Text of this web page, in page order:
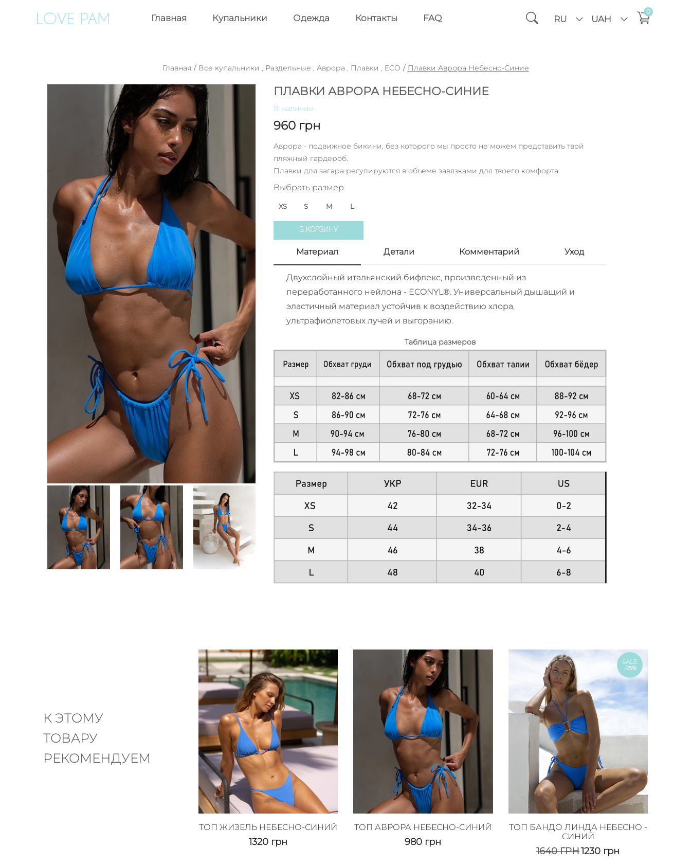
Главная Купальники Одежда Контакты FAQ RU UAH
0
Главная / Все купальники , Раздельные , Аврора , Плавки , ECO / Плавки Аврора Небесно-Синие
ПЛАВКИ АВРОРА НЕБЕСНО-СИНИЕ
В наличии
960 грн
Аврора - подвижное бикини, без которого мы просто не можем представить твой
пляжный гардероб.
Плавки для загара регулируются в объеме завязками для твоего комфорта.
Выбрать размер
XS S M L
В КОРЗИНУ
Материал Детали Комментарий Уход
Двухслойный итальянский бифлекс, произведенный из
переработанного нейлона - ECONYL®. Универсальный дышащий и
эластичный материал устойчив к воздействию хлора,
ультрафиолетовых лучей и выгоранию.
Таблица размеров
К ЭТОМУ
ТОВАРУ
РЕКОМЕНДУЕМ
ТОП ЖИЗЕЛЬ НЕБЕСНО-СИНИЙ
1320 грн
ТОП АВРОРА НЕБЕСНО-СИНИЙ
980 грн
SALE
-25%
ТОП БАНДО ЛИНДА НЕБЕСНО -
СИНИЙ
1640ГРН1230 грн